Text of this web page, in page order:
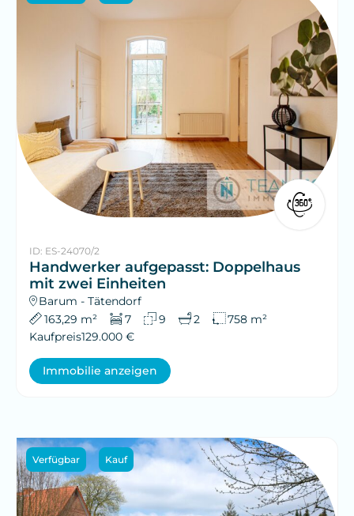
ID: ES-24070/2
Handwerker aufgepasst: Doppelhaus
mit zwei Einheiten
Barum - Tätendorf
163,29 m²
7 9 2
758 m²
Kaufpreis129.000 €
Immobilie anzeigen
Verfügbar Kauf